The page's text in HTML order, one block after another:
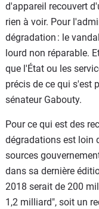
d'appareil recouvert
rien à voir. Pour
dégradation : le
lourd non réparable.
que l'État ou les
précis de ce qui s'est
sénateur Gabouty.
Pour ce qui est des
dégradations est loin
sources
dans sa dernière
2018 serait de 200
1,2 milliard", soit un